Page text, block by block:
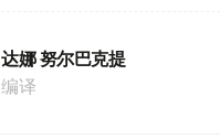
达娜 努尔巴克提
编译